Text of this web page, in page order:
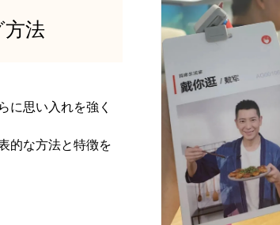
方法
に思い入れを強く
的な方法と特徴を